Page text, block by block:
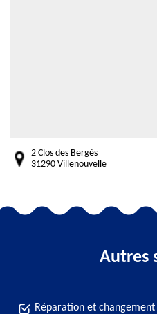
2 Clos des Bergès
31290 Villenouvelle
Autres
Réparation et